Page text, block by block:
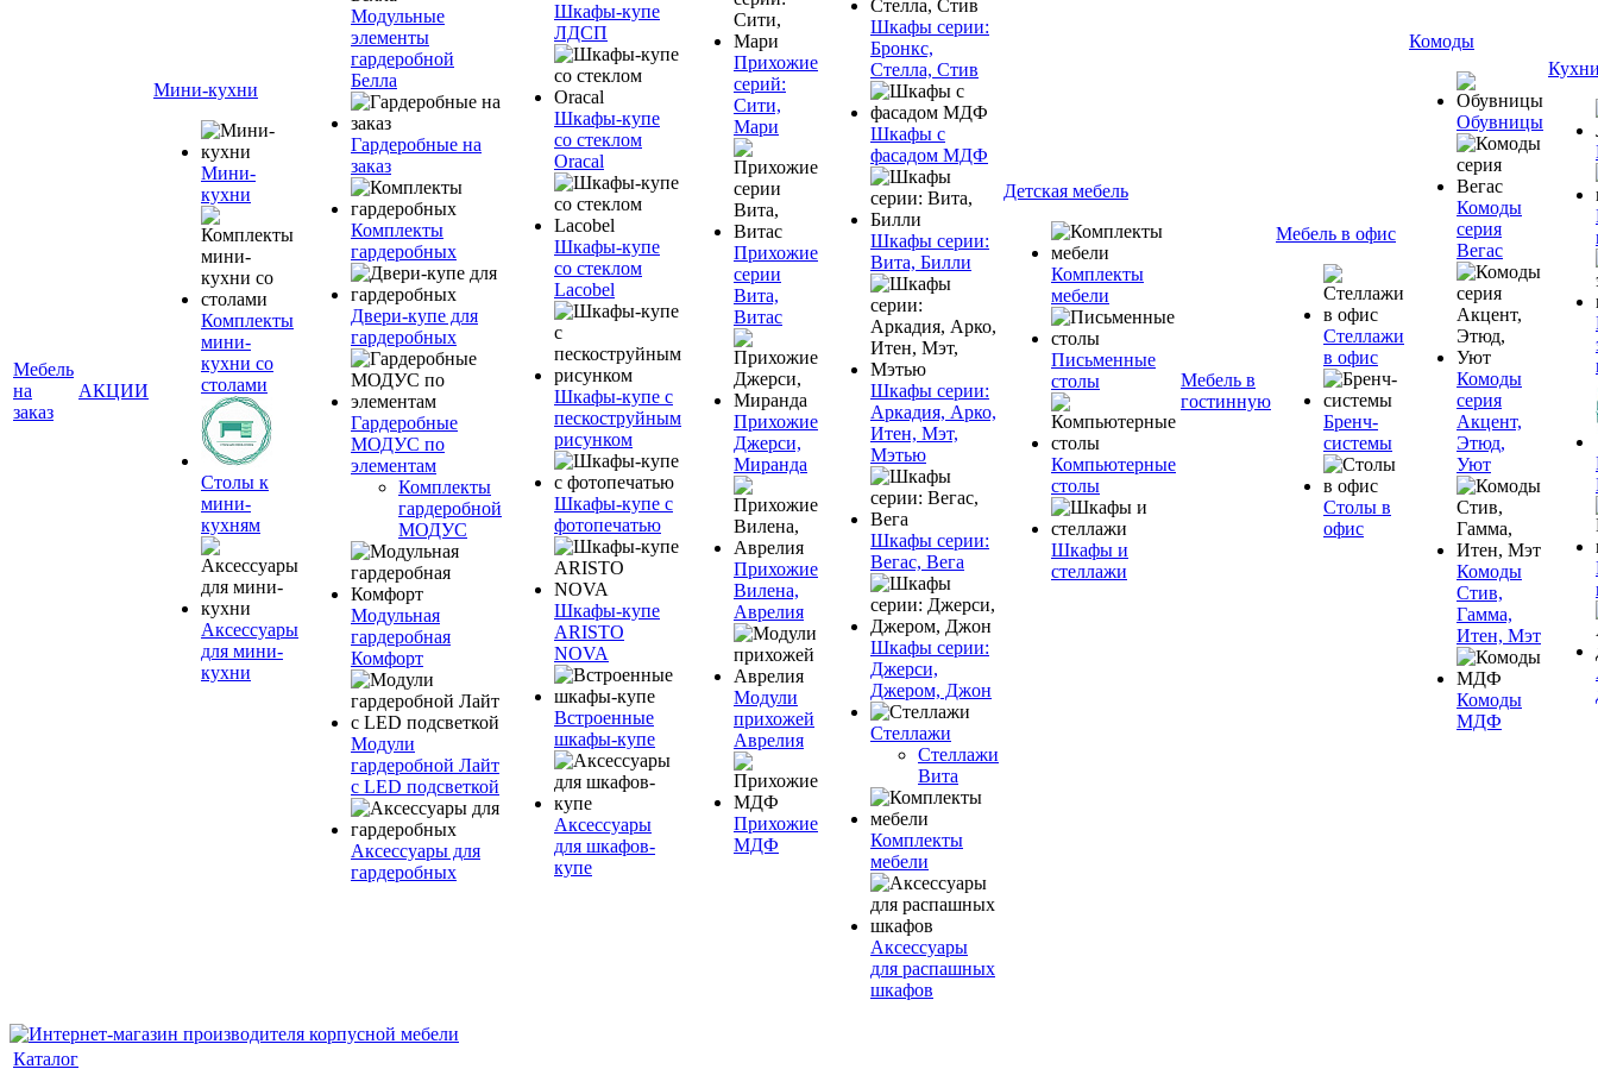
Мебель
на
заказ
АКЦИИ
Мини-кухни
Мини-
кухни
Комплекты
мини-
кухни со
столами
Столы к
мини-
кухням
Аксессуары
для мини-
кухни
Модульные
элементы
гардеробной
Белла
Гардеробные на
заказ
Комплекты
гардеробных
Двери-купе для
гардеробных
Гардеробные
МОДУС по
элементам
Комплекты
гардеробной
МОДУС
Модульная
гардеробная
Комфорт
Модули
гардеробной Лайт
с LED подсветкой
Аксессуары для
гардеробных
Шкафы-купе
ЛДСП
Шкафы-купе
со стеклом
Oracal
Шкафы-купе
со стеклом
Lacobel
Шкафы-купе с
пескоструйным
рисунком
Шкафы-купе с
фотопечатью
Шкафы-купе
ARISTO
NOVA
Встроенные
шкафы-купе
Аксессуары
для шкафов-
купе
Прихожие
серий:
Сити,
Мари
Прихожие
серии
Вита,
Витас
Прихожие
Джерси,
Миранда
Прихожие
Вилена,
Аврелия
Модули
прихожей
Аврелия
Прихожие
МДФ
Шкафы серии:
Бронкс,
Стелла, Стив
Шкафы с
фасадом МДФ
Шкафы серии:
Вита, Билли
Шкафы серии:
Аркадия, Арко,
Итен, Мэт,
Мэтью
Шкафы серии:
Вегас, Вега
Шкафы серии:
Джерси,
Джером, Джон
Стеллажи
Стеллажи
Вита
Комплекты
мебели
Аксессуары
для распашных
шкафов
Детская мебель
Комплекты
мебели
Письменные
столы
Компьютерные
столы
Шкафы и
стеллажи
Мебель в
гостинную
Мебель в офис
Стеллажи
в офис
Бренч-
системы
Столы в
офис
Комоды
Обувницы
Комоды
серия
Вегас
Комоды
серия
Акцент,
Этюд,
Уют
Комоды
Стив,
Гамма,
Итен, Мэт
Комоды
МДФ
Каталог